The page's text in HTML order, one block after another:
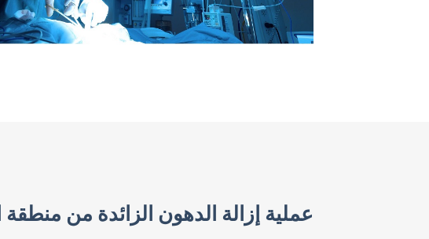
عملية إزالة الدهون الزائدة من منطقة